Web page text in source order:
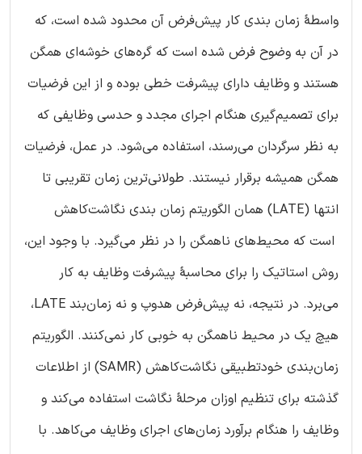
واسطۀ زمان بندی کار پیش‌فرض آن محدود شده است، که
در آن به وضوح فرض شده است که گره‌های خوشه‌ای همگن
هستند و وظایف دارای پیشرفت خطی بوده و از این فرضیات
برای تصمیم‌گیری هنگام اجرای مجدد و حدسی وظایفی که
به نظر سرگردان می‌رسند، استفاده می‌شود. در عمل، فرضیات
همگن همیشه برقرار نیستند. طولانی‌ترین زمان تقریبی تا
انتها (LATE) همان الگوریتم زمان بندی نگاشت‌کاهش
است که محیط‌های ناهمگن را در نظر می‌گیرد. با وجود این،
روش استاتیک را برای محاسبۀ پیشرفت وظایف به کار
می‌برد. در نتیجه، نه پیش‌فرض هدوپ و نه زمان‌بند LATE،
هیچ یک در محیط ناهمگن به خوبی کار نمی‌کنند. الگوریتم
زمان‌بندی خودتطبیقی نگاشت‌کاهش (SAMR) از اطلاعات
گذشته برای تنظیم اوزان مرحلۀ نگاشت استفاده می‌کند و
وظایف را هنگام برآورد زمان‌های اجرای وظایف می‌کاهد. با